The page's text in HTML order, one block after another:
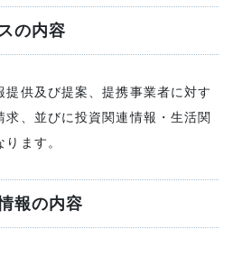
の内容
供及び提案、提携事業者に対す
求、並びに投資関連情報・生活関
ます。
報の内容